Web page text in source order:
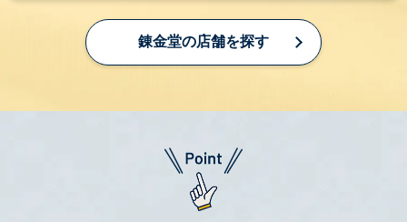
錬金堂の店舗を探す